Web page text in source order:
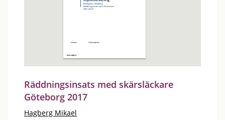
Räddningsinsats med skärsläckare
Göteborg 2017
Hagberg Mikael